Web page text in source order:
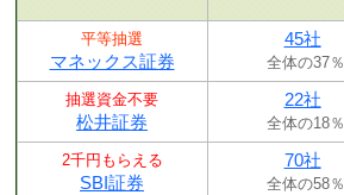
平等抽選
マネックス証券
45社
全体の37％
抽選資金不要
松井証券
22社
全体の18％
2千円もらえる
SBI証券
70社
全体の58％